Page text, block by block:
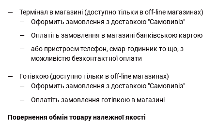
Термінал в магазині (доступно тільки в off-line магазинах)
Оформить замовлення з доставкою "Самовивіз"
Оплатіть замовлення в магазині банківською картою
або пристроєм телефон, смар-годинник то що, з
можливістю безконтактної оплати
Готівкою (доступно тільки в off-line магазинах)
Оформить замовлення з доставкою "Самовивіз"
Оплатіть замовлення готівкою в магазині
Повернення обмін товару належної якості